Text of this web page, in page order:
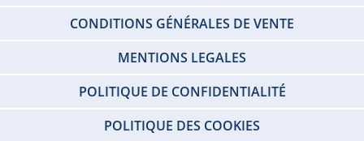
CONDITIONS GÉNÉRALES DE VENTE
MENTIONS LEGALES
POLITIQUE DE CONFIDENTIALITÉ
POLITIQUE DES COOKIES